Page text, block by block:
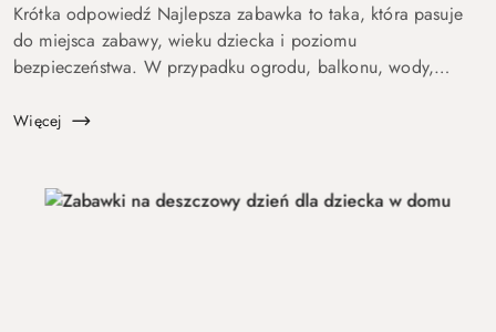
Krótka odpowiedź Najlepsza zabawka to taka, która pasuje
do miejsca zabawy, wieku dziecka i poziomu
bezpieczeństwa. W przypadku ogrodu, balkonu, wody,
zasady, trwałość, ł...
Więcej